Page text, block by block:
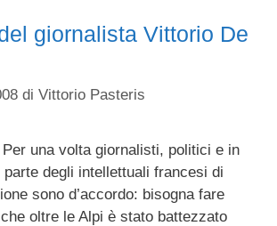
giornalista Vittorio De
di Vittorio Pasteris
una volta giornalisti, politici e in
parte degli intellettuali francesi di
sono d’accordo: bisogna fare
oltre le Alpi è stato battezzato